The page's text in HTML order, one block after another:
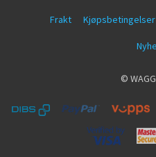
Frakt Kjøpsbetingelser
©